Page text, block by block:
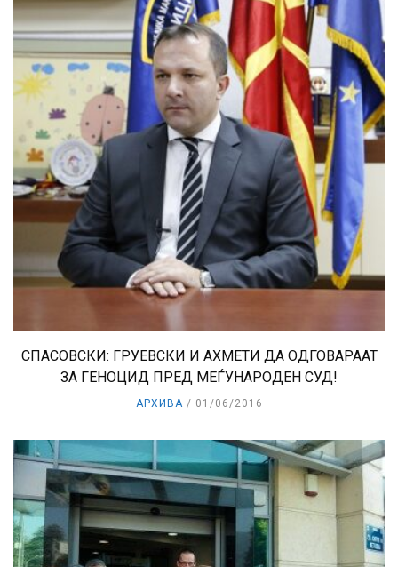
СПАСОВСКИ: ГРУЕВСКИ И АХМЕТИ ДА ОДГОВАРААТ
ЗА ГЕНОЦИД ПРЕД МЕЃУНАРОДЕН СУД!
АРХИВА 01/06/2016